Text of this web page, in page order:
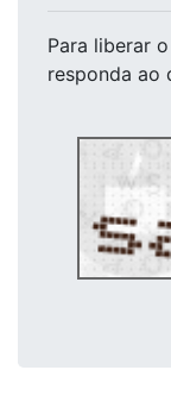
Para liberar
responda ao